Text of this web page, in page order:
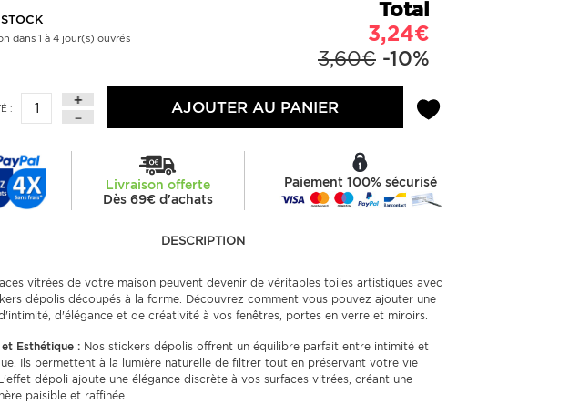
dans 1 à 4 jour(s) ouvrés
Total
3,24€
3,60€ -10%
: AJOUTER AU PANIER
Livraison offerte
Dès 69€ d'achats
Paiement 100% sécurisé
DESCRIPTION
vitrées de votre maison peuvent devenir de véritables toiles artistiques avec
dépolis découpés à la forme. Découvrez comment vous pouvez ajouter une
d'élégance et de créativité à vos fenêtres, portes en verre et miroirs.
Esthétique : Nos stickers dépolis offrent un équilibre parfait entre intimité et
Ils permettent à la lumière naturelle de filtrer tout en préservant votre vie
dépoli ajoute une élégance discrète à vos surfaces vitrées, créant une
paisible et raffinée.